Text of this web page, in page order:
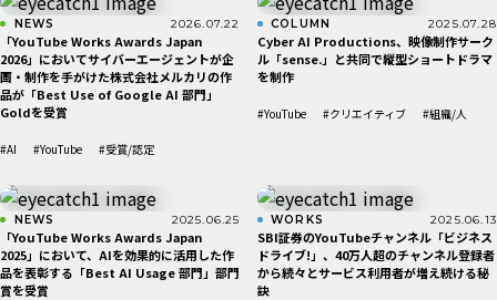
NEWS 2026.07.22
「YouTube Works Awards Japan
2026」においてサイバーエージェントが企
画・制作を手がけた株式会社メルカリの作
品が「Best Use of Google AI 部​門」
Goldを受賞
#AI #YouTube #受賞/認定
COLUMN 2025.07.28
Cyber AI Productions、映像制作サーク
ル「sense.」と共同で縦型ショートドラマ
を制作
#YouTube #クリエイティブ #組織/人
NEWS 2025.06.25
「YouTube Works Awards Japan
2025」において、AIを効果的に活用した作
品を表彰する「Best AI Usage 部門」部門
賞を受賞
WORKS 2025.06.13
SBI証券のYouTubeチャンネル「ビジネス
ドライブ!」、40万人超のチャンネル登録者
から続々とサービス利用者が増え続ける秘
訣